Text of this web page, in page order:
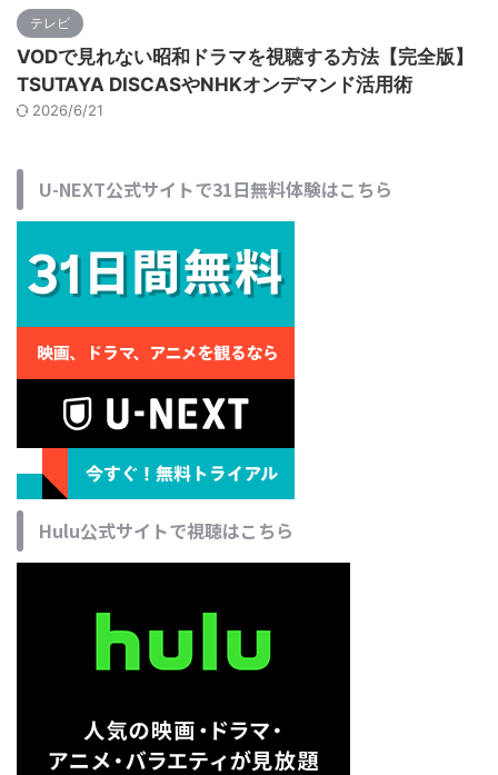
テレビ
VODで見れない昭和ドラマを視聴する方法【完全版】
TSUTAYA DISCASやNHKオンデマンド活用術
2026/6/21
U-NEXT公式サイトで31日無料体験はこちら
Hulu公式サイトで視聴はこちら